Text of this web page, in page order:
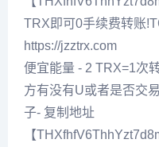
TRX即可0手续费转账
https://jzztrx.com
便宜能量 - 2 TRX=1次
方有没有U或者是否交
子- 复制地址
【